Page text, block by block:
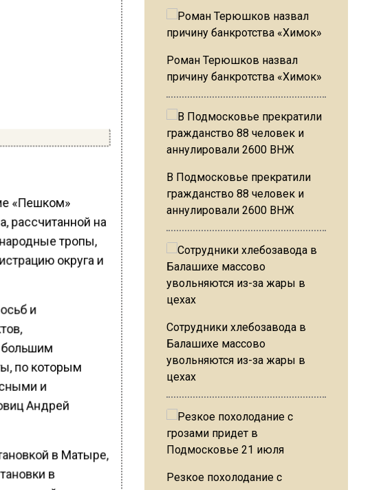
«Пешком»
рассчитанной на
тропы,
округа и
и
большим
по которым
и
Андрей
в Матыре,
в
Роман Терюшков назвал
причину банкротства «Химок»
В Подмосковье прекратили
гражданство 88 человек и
аннулировали 2600 ВНЖ
Сотрудники хлебозавода в
Балашихе массово
увольняются из-за жары в
цехах
Резкое похолодание с